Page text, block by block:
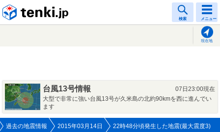
検索 メニュー
現在地
台風13号情報
07日23:00現在
大型で非常に強い台風13号が久米島の北約90kmを西に進んでい
ます
過去の地震情報 2015年03月14日 22時48分頃発生した地震(最大震度3)